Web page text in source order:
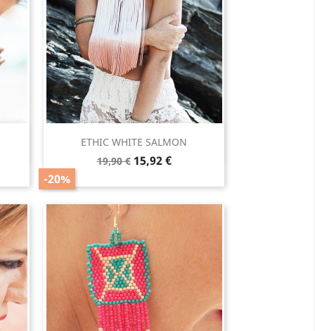
ETHIC WHITE SALMON
Precio
19,90 €
-20%
Precio
15,92 €
 Vista rápida